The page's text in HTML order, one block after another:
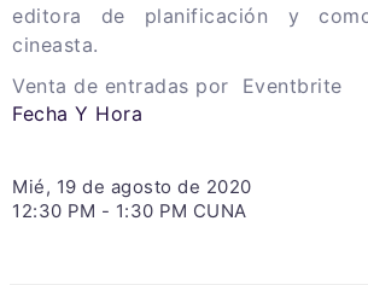
editora de planificación y
cineasta.
Venta de entradas por
Eventbrite
Fecha Y Hora
Mié, 19 de agosto de 2020
12:30 PM - 1:30 PM CUNA